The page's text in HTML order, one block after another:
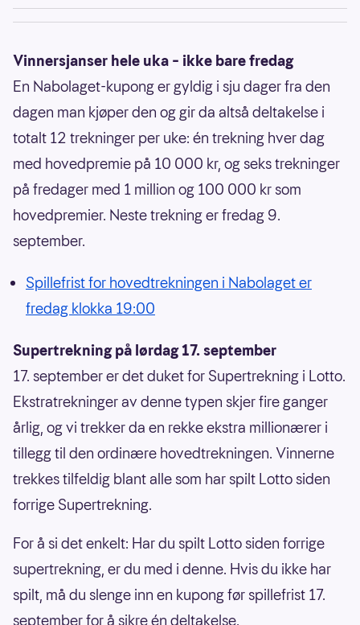
Vinnersjanser hele uka – ikke bare fredag
En Nabolaget-kupong er gyldig i sju dager fra den
dagen man kjøper den og gir da altså deltakelse i
totalt 12 trekninger per uke: én trekning hver dag
med hovedpremie på 10 000 kr, og seks trekninger
på fredager med 1 million og 100 000 kr som
hovedpremier. Neste trekning er fredag 9.
september.
Spillefrist for hovedtrekningen i Nabolaget er
fredag klokka 19:00
Supertrekning på lørdag 17. september
17. september er det duket for Supertrekning i Lotto.
Ekstratrekninger av denne typen skjer fire ganger
årlig, og vi trekker da en rekke ekstra millionærer i
tillegg til den ordinære hovedtrekningen. Vinnerne
trekkes tilfeldig blant alle som har spilt Lotto siden
forrige Supertrekning.
For å si det enkelt: Har du spilt Lotto siden forrige
supertrekning, er du med i denne. Hvis du ikke har
spilt, må du slenge inn en kupong før spillefrist 17.
september for å sikre én deltakelse.